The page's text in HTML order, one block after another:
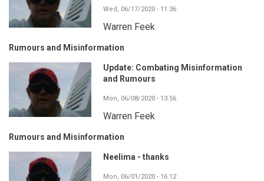
Wed, 06/17/2020 - 11:36
Warren Feek
Rumours and Misinformation
Update: Combating Misinformation
and Rumours
Mon, 06/08/2020 - 13:56
Warren Feek
Rumours and Misinformation
Neelima - thanks
Mon, 06/01/2020 - 16:12